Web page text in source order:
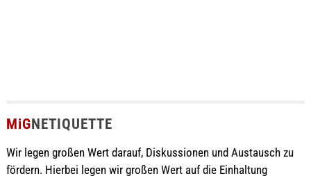
MiGNETIQUETTE
Wir legen großen Wert darauf, Diskussionen und Austausch zu
fördern. Hierbei legen wir großen Wert auf die Einhaltung